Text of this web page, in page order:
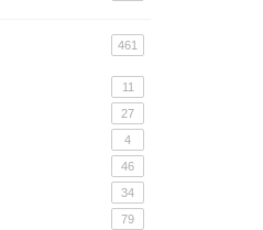
461
11
27
4
46
34
79